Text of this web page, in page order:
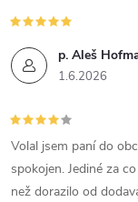
p. Aleš
1.6.2026
Volal jsem paní do
spokojen. Jediné za
než dorazilo od